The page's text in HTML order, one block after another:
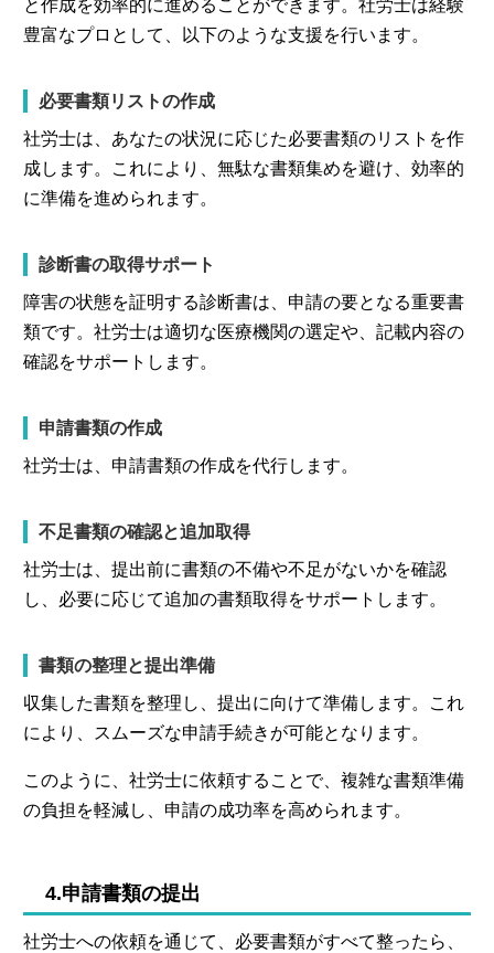
と作成を効率的に進めることができます。社労士は経験
豊富なプロとして、以下のような支援を行います。
必要書類リストの作成
社労士は、あなたの状況に応じた必要書類のリストを作
成します。これにより、無駄な書類集めを避け、効率的
に準備を進められます。
診断書の取得サポート
障害の状態を証明する診断書は、申請の要となる重要書
類です。社労士は適切な医療機関の選定や、記載内容の
確認をサポートします。
申請書類の作成
社労士は、申請書類の作成を代行します。
不足書類の確認と追加取得
社労士は、提出前に書類の不備や不足がないかを確認
し、必要に応じて追加の書類取得をサポートします。
書類の整理と提出準備
収集した書類を整理し、提出に向けて準備します。これ
により、スムーズな申請手続きが可能となります。
このように、社労士に依頼することで、複雑な書類準備
の負担を軽減し、申請の成功率を高められます。
4.申請書類の提出
社労士への依頼を通じて、必要書類がすべて整ったら、